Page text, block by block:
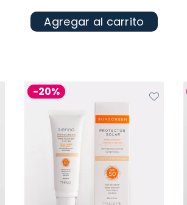
Agregar al carrito
-20%